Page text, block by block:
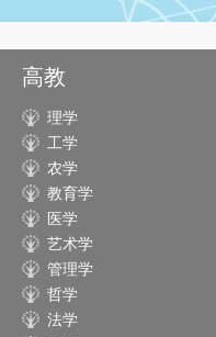
高教
理学
工学
农学
教育学
医学
艺术学
管理学
哲学
法学